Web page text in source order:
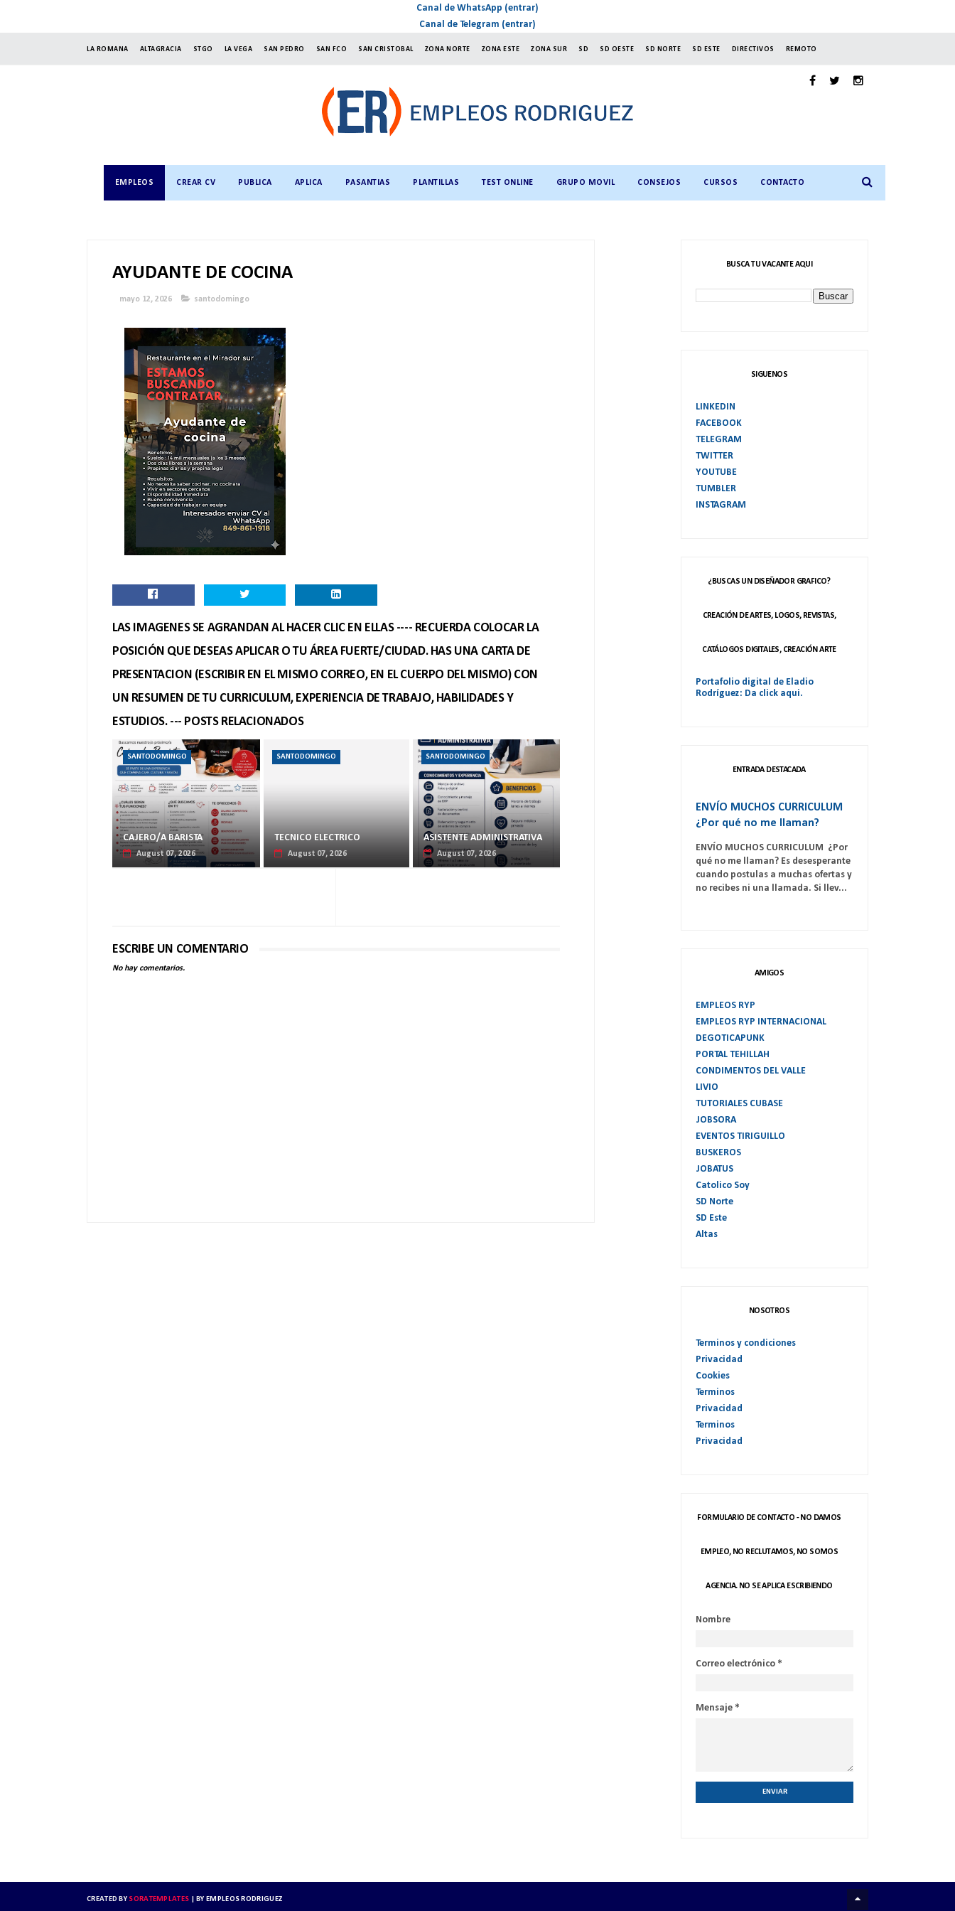
Canal de WhatsApp (entrar)
Canal de Telegram (entrar)
LA ROMANA ALTAGRACIA STGO LA VEGA SAN PEDRO SAN FCO SAN CRISTOBAL ZONA NORTE ZONA ESTE ZONA SUR SD SD OESTE SD NORTE SD ESTE DIRECTIVOS REMOTO
EMPLEOS CREAR CV PUBLICA APLICA PASANTIAS PLANTILLAS TEST ONLINE GRUPO MOVIL CONSEJOS CURSOS CONTACTO
AYUDANTE DE COCINA
mayo 12, 2026 santodomingo
LAS IMAGENES SE AGRANDAN AL HACER CLIC EN ELLAS ---- RECUERDA COLOCAR LA
POSICIÓN QUE DESEAS APLICAR O TU ÁREA FUERTE/CIUDAD. HAS UNA CARTA DE
PRESENTACION (ESCRIBIR EN EL MISMO CORREO, EN EL CUERPO DEL MISMO) CON
UN RESUMEN DE TU CURRICULUM, EXPERIENCIA DE TRABAJO, HABILIDADES Y
ESTUDIOS. --- POSTS RELACIONADOS
SANTODOMINGO
CAJERO/A BARISTA
August 07, 2026
SANTODOMINGO
TECNICO ELECTRICO
August 07, 2026
SANTODOMINGO
ASISTENTE ADMINISTRATIVA
August 07, 2026
ESCRIBE UN COMENTARIO
No hay comentarios.
BUSCA TU VACANTE AQUI
SIGUENOS
LINKEDIN
FACEBOOK
TELEGRAM
TWITTER
YOUTUBE
TUMBLER
INSTAGRAM
¿BUSCAS UN DISEÑADOR GRAFICO?
CREACIÓN DE ARTES, LOGOS, REVISTAS,
CATÁLOGOS DIGITALES, CREACIÓN ARTE
Portafolio digital de Eladio
Rodríguez: Da click aqui.
ENTRADA DESTACADA
ENVÍO MUCHOS CURRICULUM
¿Por qué no me llaman?
ENVÍO MUCHOS CURRICULUM ¿Por
qué no me llaman? Es desesperante
cuando postulas a muchas ofertas y
no recibes ni una llamada. Si llev...
AMIGOS
EMPLEOS RYP
EMPLEOS RYP INTERNACIONAL
DEGOTICAPUNK
PORTAL TEHILLAH
CONDIMENTOS DEL VALLE
LIVIO
TUTORIALES CUBASE
JOBSORA
EVENTOS TIRIGUILLO
BUSKEROS
JOBATUS
Catolico Soy
SD Norte
SD Este
Altas
NOSOTROS
Terminos y condiciones
Privacidad
Cookies
Terminos
Privacidad
Terminos
Privacidad
FORMULARIO DE CONTACTO - NO DAMOS
EMPLEO, NO RECLUTAMOS, NO SOMOS
AGENCIA. NO SE APLICA ESCRIBIENDO
Nombre
Correo electrónico *
Mensaje *
CREATED BY SORATEMPLATES | BY EMPLEOS RODRIGUEZ